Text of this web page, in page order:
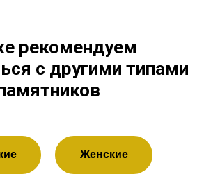
рекомендуем
с другими типами
Женские